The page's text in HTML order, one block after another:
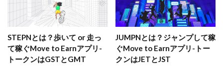
STEPNとは？歩いて or 走っ
て稼ぐMove to Earnアプリ-
トークンはGSTとGMT
JUMPNとは？ジャンプして稼
ぐMove to Earnアプリ-トー
クンはJETとJST